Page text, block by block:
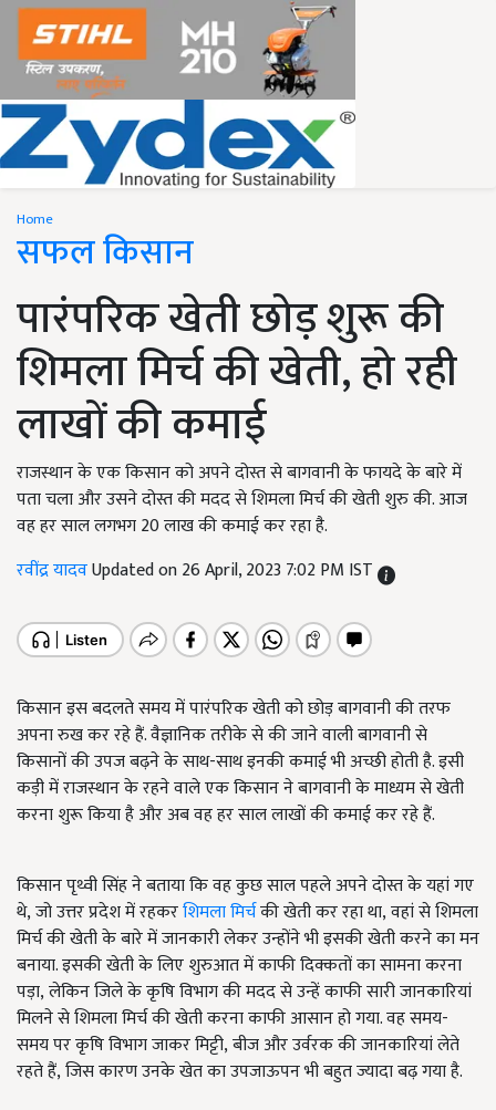
Home
सफल किसान
पारंपरिक खेती छोड़ शुरू की
शिमला मिर्च की खेती, हो रही
लाखों की कमाई
राजस्थान के एक किसान को अपने दोस्त से बागवानी के फायदे के बारे में
पता चला और उसने दोस्त की मदद से शिमला मिर्च की खेती शुरु की. आज
वह हर साल लगभग 20 लाख की कमाई कर रहा है.
रवींद्र यादवUpdated on 26 April, 2023 7:02 PM IST
किसान इस बदलते समय में पारंपरिक खेती को छोड़ बागवानी की तरफ
अपना रुख कर रहे हैं. वैज्ञानिक तरीके से की जाने वाली बागवानी से
किसानों की उपज बढ़ने के साथ-साथ इनकी कमाई भी अच्छी होती है. इसी
कड़ी में राजस्थान के रहने वाले एक किसान ने बागवानी के माध्यम से खेती
करना शुरू किया है और अब वह हर साल लाखों की कमाई कर रहे हैं.
किसान पृथ्वी सिंह ने बताया कि वह कुछ साल पहले अपने दोस्त के यहां गए
थे,जो उत्तर प्रदेश में रहकरशिमला मिर्चकी खेती कर रहा था,वहां से शिमला
मिर्च की खेती के बारे में जानकारी लेकर उन्होंने भी इसकी खेती करने का मन
बनाया. इसकी खेती के लिए शुरुआत में काफी दिक्कतों का सामना करना
पड़ा,लेकिन जिले के कृषि विभाग की मदद से उन्हें काफी सारी जानकारियां
मिलने से शिमला मिर्च की खेती करना काफी आसान हो गया. वह समय-
समय पर कृषि विभाग जाकर मिट्टी,बीज और उर्वरक की जानकारियां लेते
रहते हैं,जिस कारण उनके खेत का उपजाऊपन भी बहुत ज्यादा बढ़ गया है.